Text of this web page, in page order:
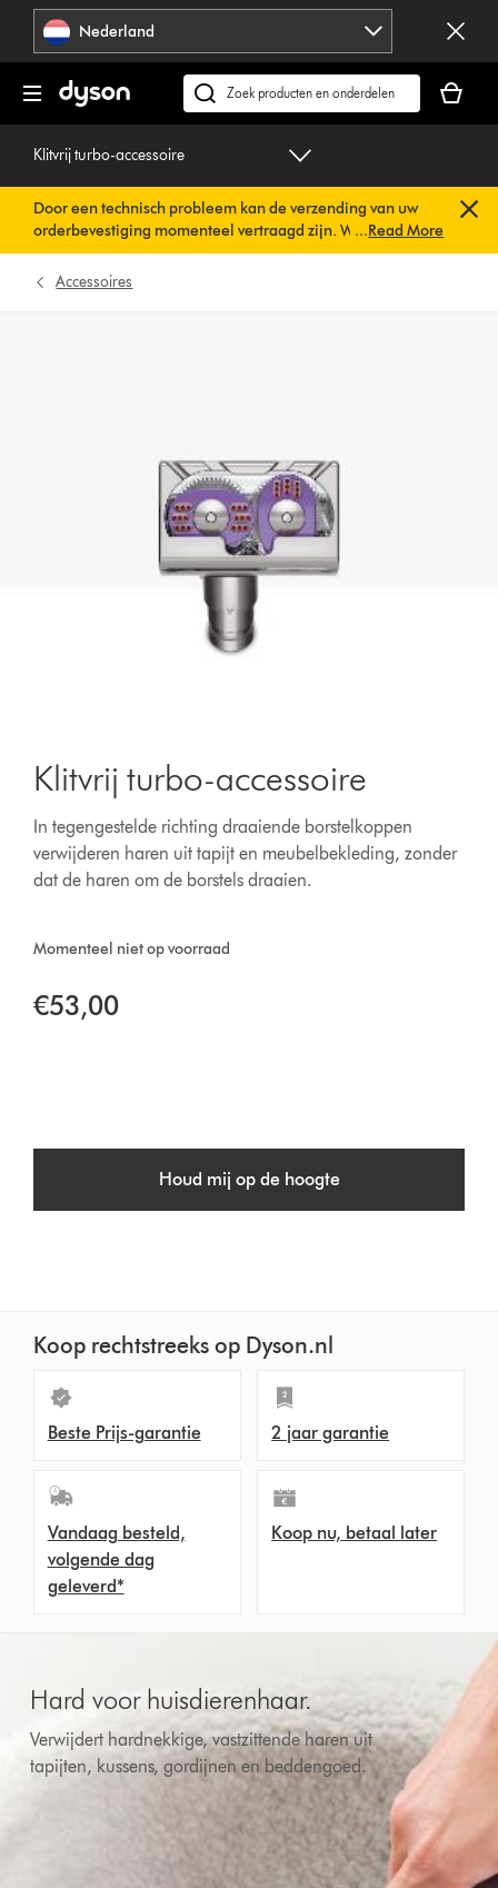
Navigatie
overslaan
Nederland
Zoek
op
is
Klitvrij turbo-accessoire
Door een technisch probleem kan de verzending van uw
orderbevestiging momenteel vertraagd zijn. We werken al
aan een snelle oplossing.U hoeft verder niets te doen. Uw
orderbevestiging wordt binnenkort automatisch naar u
...Read More
Accessoires
Klitvrij turbo-accessoire
In tegengestelde richting draaiende borstelkoppen
verwijderen haren uit tapijt en meubelbekleding, zonder
dat de haren om de borstels draaien.
Momenteel niet op voorraad
€53,00
Houd mij op de hoogte
Koop rechtstreeks op Dyson.nl
Beste Prijs-garantie 2 jaar garantie
Vandaag besteld,
volgende dag
geleverd*
Koop nu, betaal later
Hard voor huisdierenhaar.
Verwijdert hardnekkige, vastzittende haren uit
tapijten, kussens, gordijnen en beddengoed.